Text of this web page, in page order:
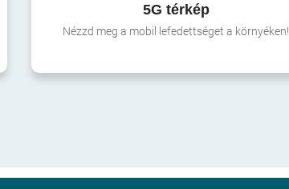
5G térkép
Nézzd meg a mobil lefedettséget a környéken!